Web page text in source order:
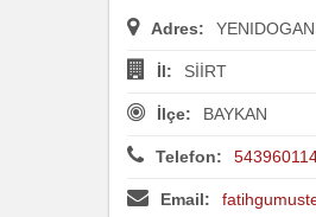
Adres:
İl: SİİRT
İlçe: BAYKAN
Telefon:
Email: